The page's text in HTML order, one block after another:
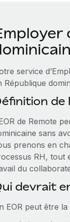
service
République
de
de Remote
sans
prenons en
RH, tout
du
devrait
EOR peut être